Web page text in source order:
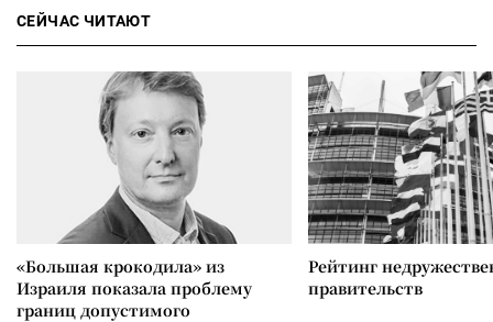
СЕЙЧАС ЧИТАЮТ
«Большая крокодила» из
Израиля показала проблему
границ допустимого
Рейтинг
правительств